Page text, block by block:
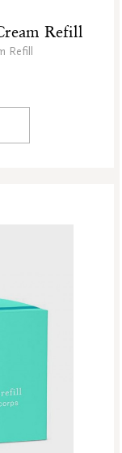
Refill
Refill